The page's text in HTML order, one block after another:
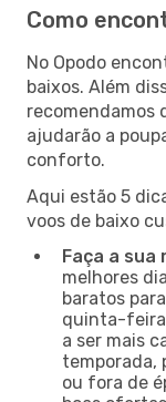
Como
No Opodo
baixos. Além
recomendamos
ajudarão a
conforto.
Aqui estão 5
voos de baixo
Faça a sua
melhores
baratos
quinta-
a ser mais
temporada,
ou fora de